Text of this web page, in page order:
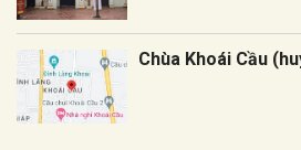
Chùa Khoái Cầu